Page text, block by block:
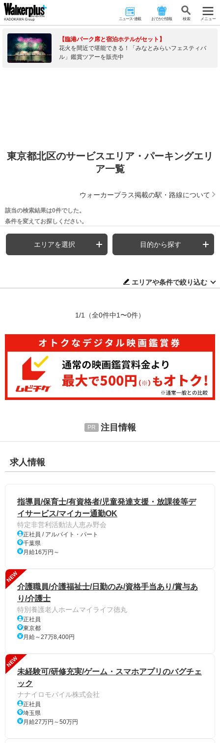
ニュース･連載 おでかけ情報 検 索 メニュー
【臨港パーク席と宿泊ホテルがセット】
花火を間近で堪能できる！「みなとみらいフェスティバ
ル」鑑賞ツアーを販売中
東京都北区のサービスエリア・パーキングエリ
ア一覧
ウォーカープラス掲載の駅・路線について
該当の検索結果は0件でした。
条件を変えてお探しください。
エリアを選択 目的から探す
エリアや条件で絞り込む
1/1 （全0件中1〜0件）
注目情報
求人情報
指導員/保育士/有資格者/児童発達支援・放課後等デ
イサービス/マイカー通勤OK
特定非営利活動法人恵み野会
正社員 / アルバイト・パート
千葉県
月給16万円～
NEW
介護職員/介護福祉士/日勤のみ/資格手当あり/賞与あ
り/介護士
特別養護老人ホームマイライフ徳丸
正社員
東京都
月給～27万8,400円
NEW
未経験可/研修充実/ゲーム・スマホアプリのバグチェ
ック
ナナイロモバイル株式会社
正社員
埼玉県
月給27万円～50万円